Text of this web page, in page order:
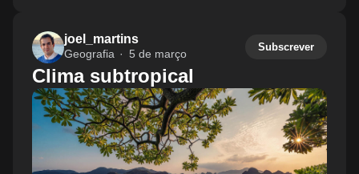
joel_martins
Geografia 5 de março
Subscrever
Clima subtropical